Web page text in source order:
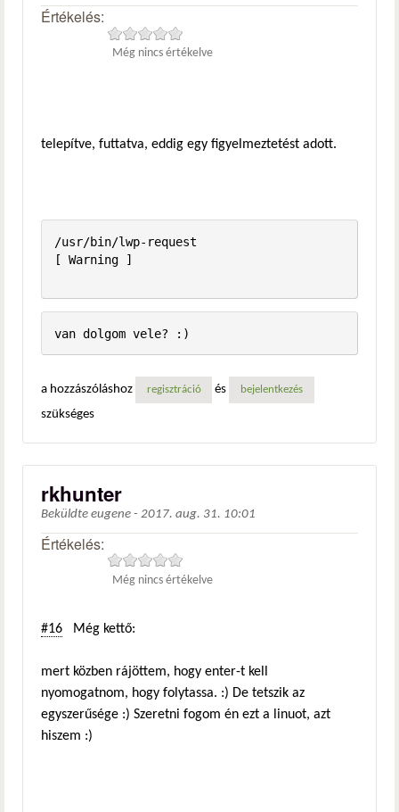
Értékelés:
Még nincs értékelve
telepítve, futtatva, eddig egy figyelmeztetést adott.
/usr/bin/lwp-request
[ Warning ]
a hozzászóláshoz regisztráció és bejelentkezés
szükséges
rkhunter
Beküldte eugene - 2017. aug. 31. 10:01
Értékelés:
Még nincs értékelve
#16 Még kettő:
mert közben rájöttem, hogy enter-t kell
nyomogatnom, hogy folytassa. :) De tetszik az
egyszerűsége :) Szeretni fogom én ezt a linuot, azt
hiszem :)